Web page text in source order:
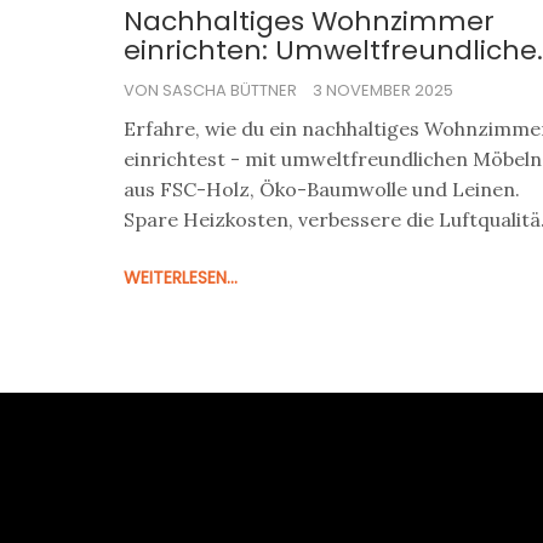
Nachhaltiges Wohnzimmer
einrichten: Umweltfreundliche
Möbel und Textilien für mehr
Lebensqualität
VON SASCHA BÜTTNER 3 NOVEMBER 2025
Erfahre, wie du ein nachhaltiges
einrichtest - mit umweltfreundlichen Möbeln
aus FSC-Holz, Öko-Baumwolle und Leinen.
Spare Heizkosten, verbessere die
WEITERLESEN...